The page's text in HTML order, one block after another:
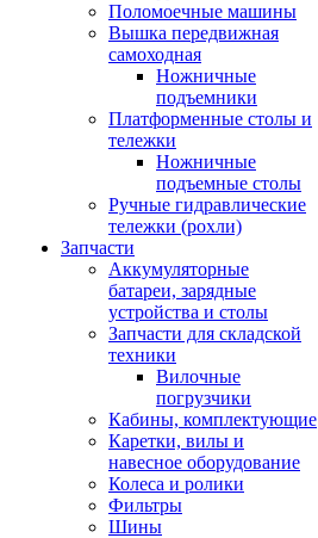
Поломоечные машины
Вышка передвижная
самоходная
Ножничные
подъемники
Платформенные столы и
тележки
Ножничные
подъемные столы
Ручные гидравлические
тележки (рохли)
Запчасти
Аккумуляторные
батареи, зарядные
устройства и столы
Запчасти для складской
техники
Вилочные
погрузчики
Кабины, комплектующие
Каретки, вилы и
навесное оборудование
Колеса и ролики
Фильтры
Шины